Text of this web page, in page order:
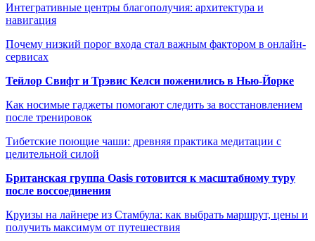
Интегративные центры благополучия: архитектура и
навигация
Почему низкий порог входа стал важным фактором в онлайн-
сервисах
Тейлор Свифт и Трэвис Келси поженились в Нью-Йорке
Как носимые гаджеты помогают следить за восстановлением
после тренировок
Тибетские поющие чаши: древняя практика медитации с
целительной силой
Британская группа Oasis готовится к масштабному туру
после воссоединения
Круизы на лайнере из Стамбула: как выбрать маршрут, цены и
получить максимум от путешествия